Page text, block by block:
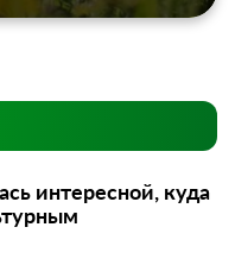
интересной, куда